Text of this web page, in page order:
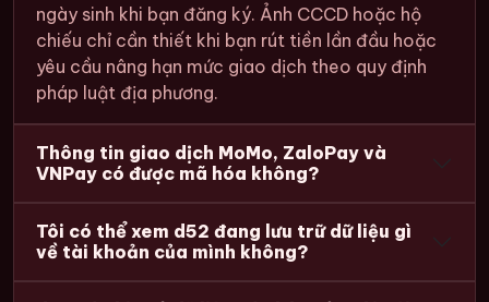
ngày sinh khi bạn đăng ký. Ảnh CCCD hoặc hộ
chiếu chỉ cần thiết khi bạn rút tiền lần đầu hoặc
yêu cầu nâng hạn mức giao dịch theo quy định
pháp luật địa phương.
Thông tin giao dịch MoMo, ZaloPay và
VNPay có được mã hóa không?
Tôi có thể xem d52 đang lưu trữ dữ liệu gì
về tài khoản của mình không?